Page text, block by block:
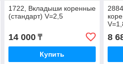
1722, Вкладыши коренные
(стандарт) V=2,5
14 000₸
Купить
8